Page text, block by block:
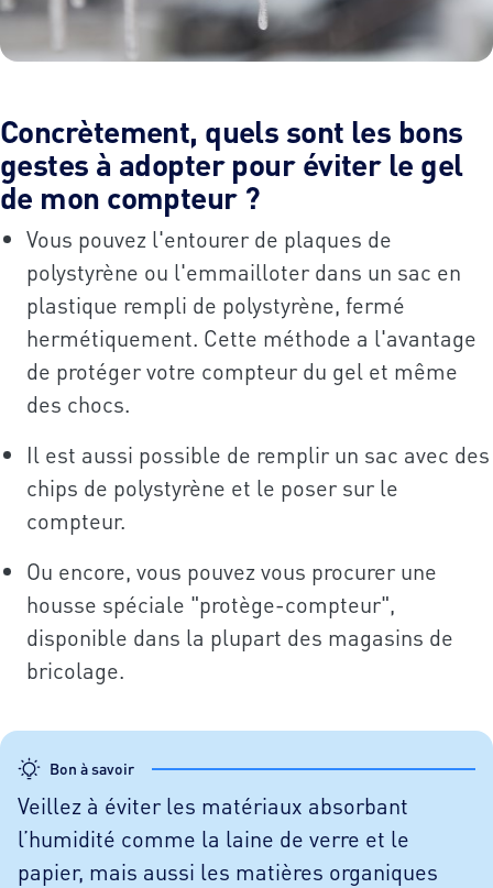
Concrètement, quels sont les bons
gestes à adopter pour éviter le gel
de mon compteur ?
Vous pouvez l'entourer de plaques de
polystyrène ou l'emmailloter dans un sac en
plastique rempli de polystyrène, fermé
hermétiquement. Cette méthode a l'avantage
de protéger votre compteur du gel et même
des chocs.
Il est aussi possible de remplir un sac avec des
chips de polystyrène et le poser sur le
compteur.
Ou encore, vous pouvez vous procurer une
housse spéciale "protège-compteur",
disponible dans la plupart des magasins de
bricolage.
Bon à savoir
Veillez à éviter les matériaux absorbant
l’humidité comme la laine de verre et le
papier, mais aussi les matières organiques